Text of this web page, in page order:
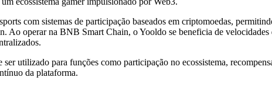
com sistemas de participação baseados em criptomoedas,
Ao operar na BNB Smart Chain, o Yooldo se beneficia de
utilizado para funções como participação no ecossistema,
da plataforma.